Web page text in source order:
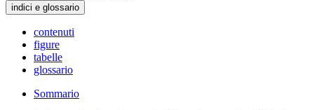
indici e glossario
contenuti
figure
tabelle
glossario
Sommario